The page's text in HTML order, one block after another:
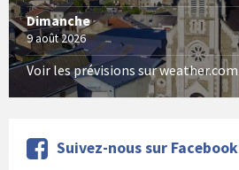
Dimanche
9 août 2026
Voir les prévisions sur weather.com
Suivez-nous sur Facebook